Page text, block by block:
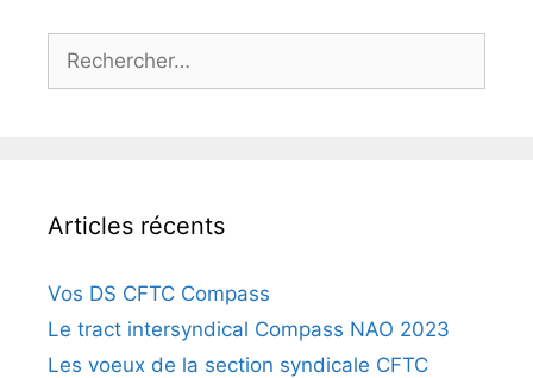
Articles récents
Vos DS CFTC Compass
Le tract intersyndical Compass NAO 2023
Les voeux de la section syndicale CFTC